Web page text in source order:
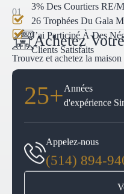
3% Des Courtiers RE/
26 Trophées Du Gala
J’ai Participé À Des
Clients Satisfaits
25+Années
d'expérience
Appelez-nous
(514) 894-
01
Achetez
Trouvez et achetez la
explorez les annonces,
l’endroit parfait pour vous.
Vendre Une